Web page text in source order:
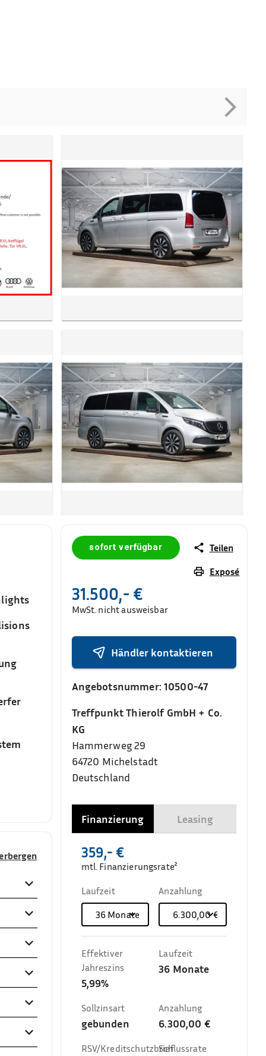
sofort verfügbar
Teilen
Exposé
31.500,- €
MwSt. nicht ausweisbar
Händler kontaktieren
Angebotsnummer: 10500-47
Treffpunkt Thierolf GmbH + Co.
KG
Hammerweg 29
64720 Michelstadt
Deutschland
Finanzierung Leasing
359,- €
mtl. Finanzierungsrate²
Laufzeit
36Monate
Anzahlung
6.300,00 €
Effektiver
Jahreszins
5,99%
Laufzeit
36 Monate
Sollzinsart
gebunden
Anzahlung
6.300,00 €
RSV/KreditschutzbriefSchlussrate